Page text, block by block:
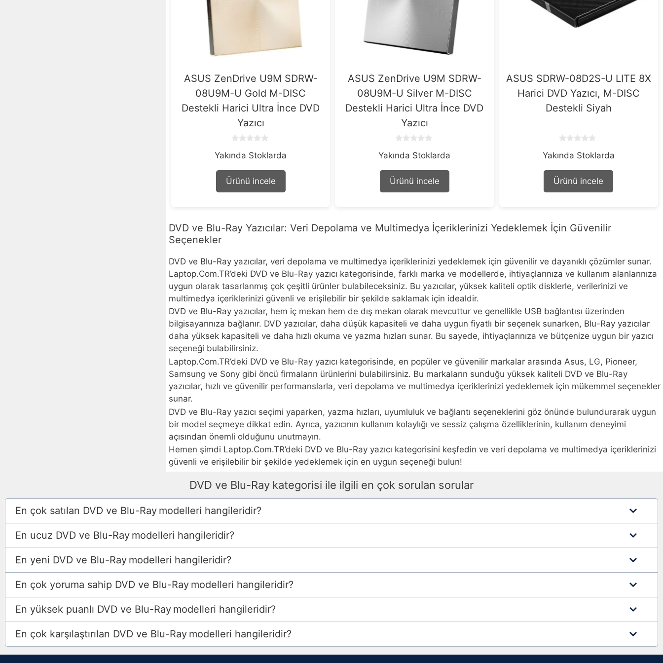
ASUS ZenDrive U9M SDRW-
08U9M-U Gold M-DISC
Destekli Harici Ultra İnce DVD
Yazıcı
o
t
o
f
Yakında Stoklarda
Ürünü incele
ASUS ZenDrive U9M SDRW-
08U9M-U Silver M-DISC
Destekli Harici Ultra İnce DVD
Yazıcı
o
t
f
Yakında Stoklarda
Ürünü incele
ASUS SDRW-08D2S-U LITE 8X
Harici DVD Yazıcı, M-DISC
Destekli Siyah
o
t
f
Yakında Stoklarda
Ürünü incele
DVD ve Blu-Ray Yazıcılar: Veri Depolama ve Multimedya İçeriklerinizi Yedeklemek İçin Güvenilir
Seçenekler
DVD ve Blu-Ray yazıcılar, veri depolama ve multimedya içeriklerinizi yedeklemek için güvenilir ve dayanıklı çözümler sunar.
Laptop.Com.TR’deki DVD ve Blu-Ray yazıcı kategorisinde, farklı marka ve modellerde, ihtiyaçlarınıza ve kullanım alanlarınıza
uygun olarak tasarlanmış çok çeşitli ürünler bulabileceksiniz. Bu yazıcılar, yüksek kaliteli optik disklerle, verilerinizi ve
multimedya içeriklerinizi güvenli ve erişilebilir bir şekilde saklamak için idealdir.
DVD ve Blu-Ray yazıcılar, hem iç mekan hem de dış mekan olarak mevcuttur ve genellikle USB bağlantısı üzerinden
bilgisayarınıza bağlanır. DVD yazıcılar, daha düşük kapasiteli ve daha uygun fiyatlı bir seçenek sunarken, Blu-Ray yazıcılar
daha yüksek kapasiteli ve daha hızlı okuma ve yazma hızları sunar. Bu sayede, ihtiyaçlarınıza ve bütçenize uygun bir yazıcı
seçeneği bulabilirsiniz.
Laptop.Com.TR’deki DVD ve Blu-Ray yazıcı kategorisinde, en popüler ve güvenilir markalar arasında Asus, LG, Pioneer,
Samsung ve Sony gibi öncü firmaların ürünlerini bulabilirsiniz. Bu markaların sunduğu yüksek kaliteli DVD ve Blu-Ray
yazıcılar, hızlı ve güvenilir performanslarla, veri depolama ve multimedya içeriklerinizi yedeklemek için mükemmel seçenekler
sunar.
DVD ve Blu-Ray yazıcı seçimi yaparken, yazma hızları, uyumluluk ve bağlantı seçeneklerini göz önünde bulundurarak uygun
bir model seçmeye dikkat edin. Ayrıca, yazıcının kullanım kolaylığı ve sessiz çalışma özelliklerinin, kullanım deneyimi
açısından önemli olduğunu unutmayın.
Hemen şimdi Laptop.Com.TR’deki DVD ve Blu-Ray yazıcı kategorisini keşfedin ve veri depolama ve multimedya içeriklerinizi
güvenli ve erişilebilir bir şekilde yedeklemek için en uygun seçeneği bulun!
DVD ve Blu-Ray kategorisi ile ilgili en çok sorulan sorular
En çok satılan DVD ve Blu-Ray modelleri hangileridir?
En ucuz DVD ve Blu-Ray modelleri hangileridir?
En yeni DVD ve Blu-Ray modelleri hangileridir?
En çok yoruma sahip DVD ve Blu-Ray modelleri hangileridir?
En yüksek puanlı DVD ve Blu-Ray modelleri hangileridir?
En çok karşılaştırılan DVD ve Blu-Ray modelleri hangileridir?